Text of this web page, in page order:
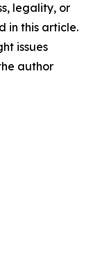
legality, or
in this article.
issues
author